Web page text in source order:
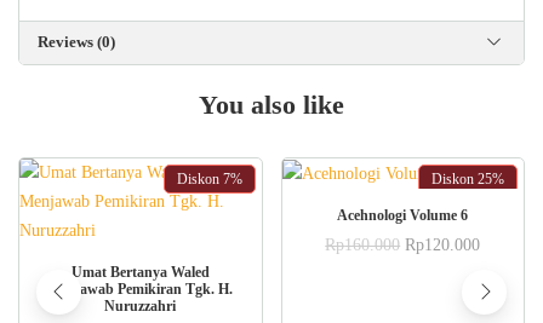
Reviews (0)
You also like
Diskon 7%
Umat Bertanya Waled
Menjawab Pemikiran Tgk. H.
Nuruzzahri
Diskon 25%
Acehnologi Volume 6
Rp160.000 Original
Rp160.000.
Rp120.000Current
is: